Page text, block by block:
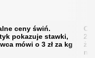
ceny świń.
pokazuje stawki,
mówi o 3 zł za kg